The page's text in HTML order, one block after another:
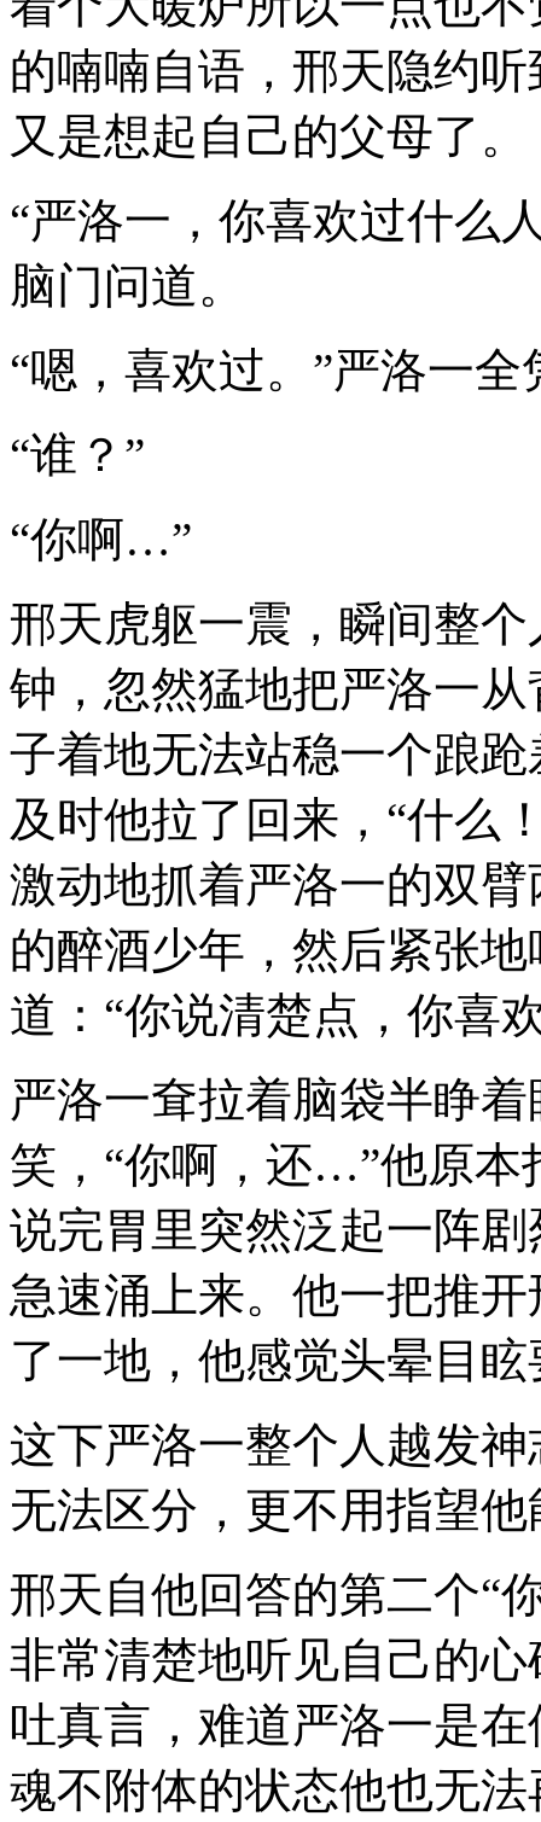
的喃喃自语，邢天隐约
又是想起自己的父母了。
“严洛一，你喜欢过什么
脑门问道。
“嗯，喜欢过。”严洛一
“谁？”
“你啊…”
邢天虎躯一震，瞬间整
钟，忽然猛地把严洛一
子着地无法站稳一个踉
及时他拉了回来，“什么
激动地抓着严洛一的双
的醉酒少年，然后紧张
道：“你说清楚点，你喜
严洛一耷拉着脑袋半睁
笑，“你啊，还…”他原本
说完胃里突然泛起一阵
急速涌上来。他一把推
了一地，他感觉头晕目
这下严洛一整个人越发
无法区分，更不用指望
邢天自他回答的第二个“
非常清楚地听见自己的
吐真言，难道严洛一是
魂不附体的状态他也无